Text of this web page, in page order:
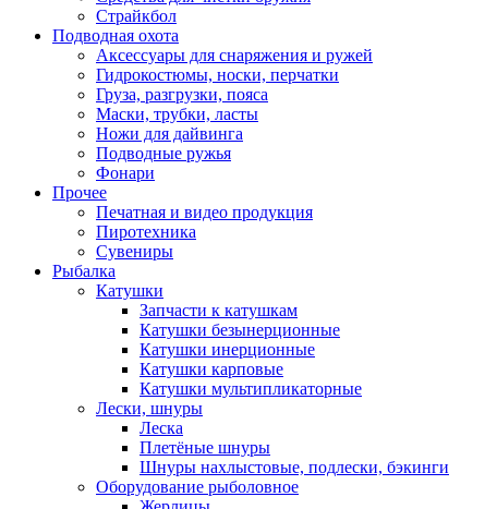
Страйкбол
Подводная охота
Аксессуары для снаряжения и ружей
Гидрокостюмы, носки, перчатки
Груза, разгрузки, пояса
Маски, трубки, ласты
Ножи для дайвинга
Подводные ружья
Фонари
Прочее
Печатная и видео продукция
Пиротехника
Сувениры
Рыбалка
Катушки
Запчасти к катушкам
Катушки безынерционные
Катушки инерционные
Катушки карповые
Катушки мультипликаторные
Лески, шнуры
Леска
Плетёные шнуры
Шнуры нахлыстовые, подлески, бэкинги
Оборудование рыболовное